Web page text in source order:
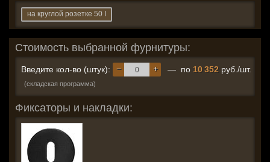
на круглой розетке 50 I
Стоимость выбранной фурнитуры:
Введите кол-во (штук): +
− — по 10 352 руб./шт.
(складская программа)
Фиксаторы и накладки: